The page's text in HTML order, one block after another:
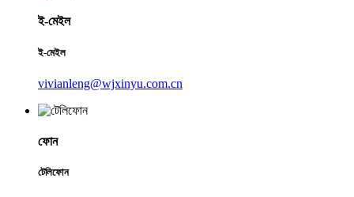
ই-মেইল
ই-মেইল
vivianleng@wjxinyu.com.cn
ফোন
টেলিফোন